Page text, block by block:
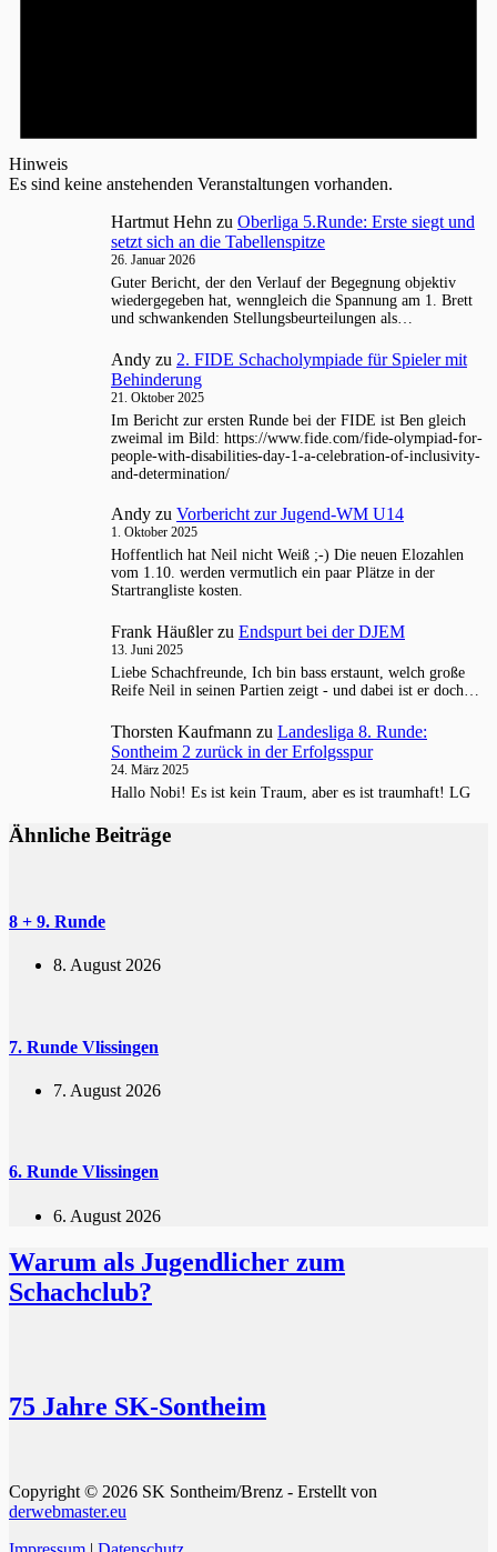
Hinweis
Es sind keine anstehenden Veranstaltungen vorhanden.
Hartmut Hehn zu Oberliga 5.Runde: Erste siegt und
setzt sich an die Tabellenspitze
26. Januar 2026
Guter Bericht, der den Verlauf der Begegnung objektiv
wiedergegeben hat, wenngleich die Spannung am 1. Brett
und schwankenden Stellungsbeurteilungen als…
Andy zu 2. FIDE Schacholympiade für Spieler mit
Behinderung
21. Oktober 2025
Im Bericht zur ersten Runde bei der FIDE ist Ben gleich
zweimal im Bild: https://www.fide.com/fide-olympiad-for-
people-with-disabilities-day-1-a-celebration-of-inclusivity-
and-determination/
Andy zu Vorbericht zur Jugend-WM U14
1. Oktober 2025
Hoffentlich hat Neil nicht Weiß ;-) Die neuen Elozahlen
vom 1.10. werden vermutlich ein paar Plätze in der
Startrangliste kosten.
Frank Häußlerzu Endspurt bei der DJEM
13. Juni 2025
Liebe Schachfreunde, Ich bin bass erstaunt, welch große
Reife Neil in seinen Partien zeigt - und dabei ist er doch…
Thorsten Kaufmann zu Landesliga 8. Runde:
Sontheim 2 zurück in der Erfolgsspur
24. März 2025
Hallo Nobi! Es ist kein Traum, aber es ist traumhaft! LG
Ähnliche Beiträge
8 + 9. Runde
8. August 2026
7. Runde Vlissingen
7. August 2026
6. Runde Vlissingen
6. August 2026
Warum als Jugendlicher zum
Schachclub?
75 Jahre SK-Sontheim
Copyright © 2026 SK Sontheim/Brenz - Erstellt von
derwebmaster.eu